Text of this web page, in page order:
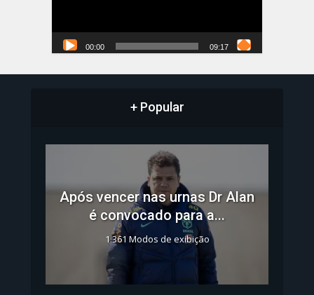
00:00 09:17
+ Popular
Após vencer nas urnas Dr Alan
é convocado para a...
1.361 Modos de exibição